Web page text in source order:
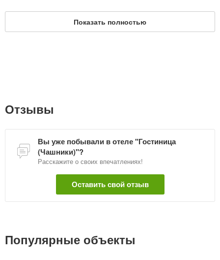
Дата обновления: 1 мая 2018
Показать полностью
Отзывы
Вы уже побывали в отеле "Гостиница
(Чашники)"?
Расскажите о своих впечатлениях!
Оставить свой отзыв
Популярные объекты